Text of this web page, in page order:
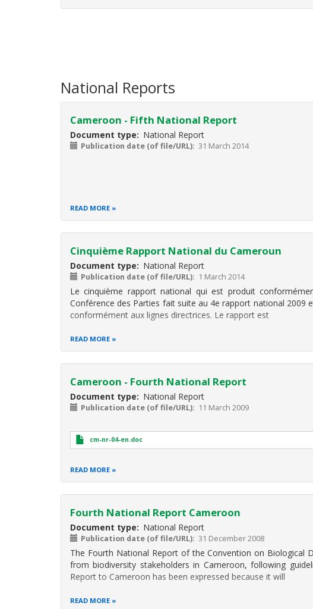
National Reports
Cameroon - Fifth National Report
Document type National Report
Publication date (of file/URL) 31 March 2014
READ MORE
Cinquième Rapport National du Cameroun
Document type National Report
Publication date (of file/URL) 1 March 2014
Le cinquième rapport national qui est produit
Conférence des Parties fait suite au 4e rapport national 2009
conformément aux lignes directrices. Le rapport est
READ MORE
Cameroon - Fourth National Report
Document type National Report
Publication date (of file/URL) 11 March 2009
cm-nr-04-en.doc
READ MORE
Fourth National Report Cameroon
Document type National Report
Publication date (of file/URL) 31 December 2008
The Fourth National Report of the Convention on Biological
from biodiversity stakeholders in Cameroon, following
Report to Cameroon has been expressed because it will
READ MORE